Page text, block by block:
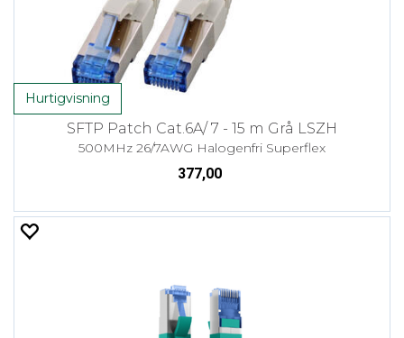
Hurtigvisning
SFTP Patch Cat.6A/ 7 - 15 m Grå LSZH
500MHz 26/7AWG Halogenfri Superflex
377,00